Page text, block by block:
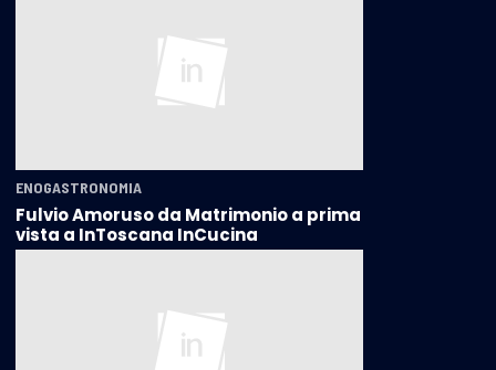
ENOGASTRONOMIA
Fulvio Amoruso da Matrimonio a prima
vista a InToscana InCucina